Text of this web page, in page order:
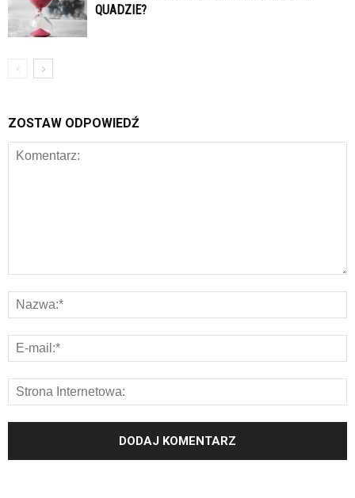
QUADZIE?
ZOSTAW ODPOWIEDŹ